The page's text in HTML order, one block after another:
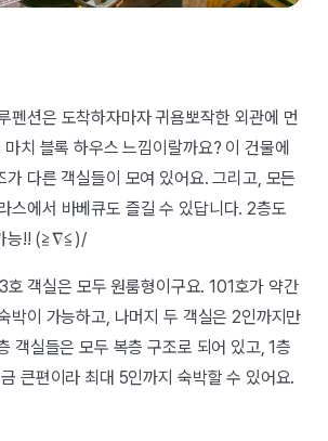
펜션은 도착하자마자 귀욤뽀작한 외관에 먼
치 블록 하우스 느낌이랄까요? 이 건물에
다른 객실들이 모여 있어요. 그리고, 모든
스에서 바베큐도 즐길 수 있답니다. 2층도
능!! (≧∇≦)/
객실은 모두 원룸형이구요. 101호가 약간
박이 가능하고, 나머지 두 객실은 2인까지만
객실들은 모두 복층 구조로 되어 있고, 1층
큰편이라 최대 5인까지 숙박할 수 있어요.